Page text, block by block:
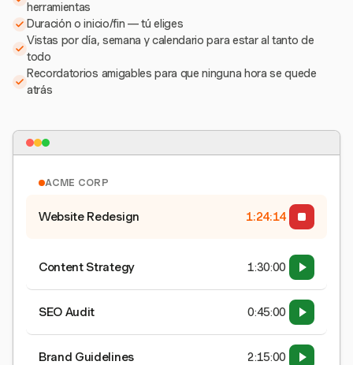
herramientas
Duración o inicio/fin — tú eliges
Vistas por día, semana y calendario para estar al tanto de
todo
Recordatorios amigables para que ninguna hora se quede
atrás
ACME CORP
Website Redesign 1:24:15
Content Strategy 1:30:00
SEO Audit 0:45:00
Brand Guidelines 2:15:00